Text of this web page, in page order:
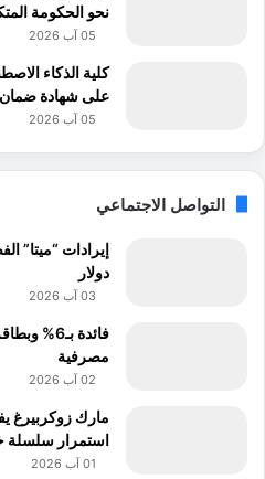
نحو الحكومة
05 آب 2026
كلية الذكاء
على شهادة ضمان
05 آب 2026
التواصل الاجتماعي
دولار
03 آب 2026
فائدة
مصرفية
02 آب 2026
استمرار سلسلة
01 آب 2026